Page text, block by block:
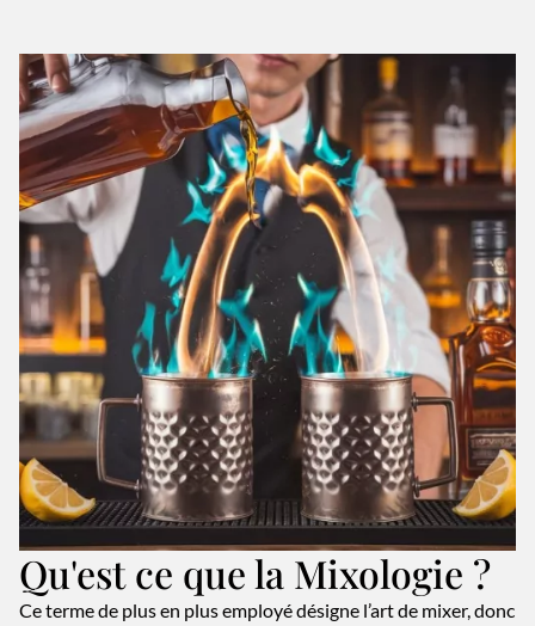
Qu'est ce que la Mixologie ?
Ce terme de plus en plus employé désigne l’art de mixer, donc